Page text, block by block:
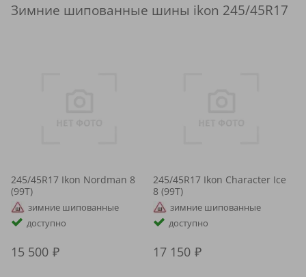
Зимние шипованные шины ikon 245/45R17
245/45R17 Ikon Nordman 8
(99T)
зимние шипованные
доступно
15 500
245/45R17 Ikon Character Ice
8 (99T)
зимние шипованные
доступно
17 150